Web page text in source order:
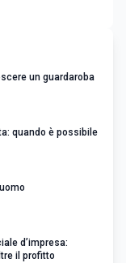
un guardaroba
quando è possibile
d’impresa:
il profitto